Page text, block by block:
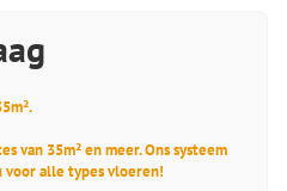
van 35m² en meer. Ons systeem
alle types vloeren!